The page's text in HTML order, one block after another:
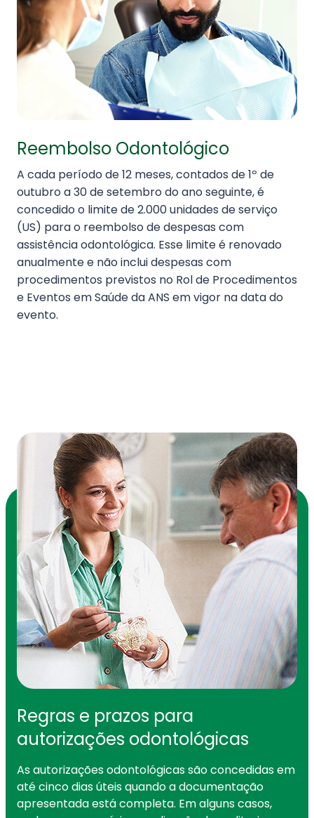
Reembolso Odontológico
A cada período de 12 meses, contados de 1º de
outubro a 30 de setembro do ano seguinte, é
concedido o limite de 2.000 unidades de serviço
(US) para o reembolso de despesas com
assistência odontológica. Esse limite é renovado
anualmente e não inclui despesas com
procedimentos previstos no Rol de Procedimentos
e Eventos em Saúde da ANS em vigor na data do
evento.
Regras e prazos para
autorizações odontológicas
As autorizações odontológicas são concedidas em
até cinco dias úteis quando a documentação
apresentada está completa. Em alguns casos,